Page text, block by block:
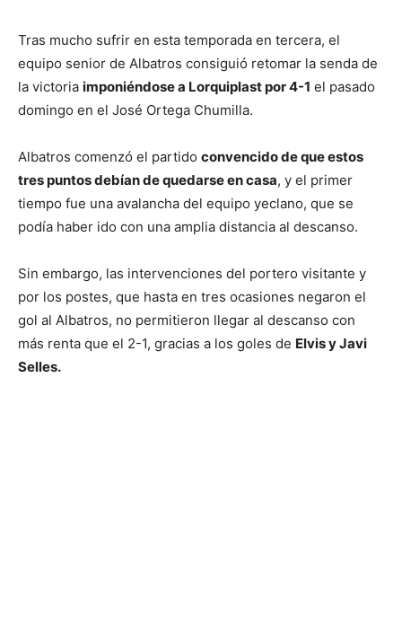
Tras mucho sufrir en esta temporada en tercera, el
equipo senior de Albatros consiguió retomar la senda de
la victoria imponiéndose a Lorquiplast por 4-1 el pasado
domingo en el José Ortega Chumilla.
Albatros comenzó el partido convencido de que estos
tres puntos debían de quedarse en casa, y el primer
tiempo fue una avalancha del equipo yeclano, que se
podía haber ido con una amplia distancia al descanso.
Sin embargo, las intervenciones del portero visitante y
por los postes, que hasta en tres ocasiones negaron el
gol al Albatros, no permitieron llegar al descanso con
más renta que el 2-1, gracias a los goles de Elvis y Javi
Selles.